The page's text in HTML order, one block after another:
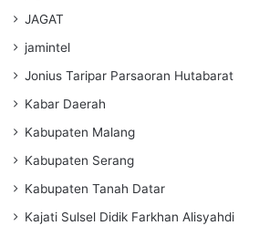
JAGAT
jamintel
Jonius Taripar Parsaoran Hutabarat
Kabar Daerah
Kabupaten Malang
Kabupaten Serang
Kabupaten Tanah Datar
Kajati Sulsel Didik Farkhan Alisyahdi